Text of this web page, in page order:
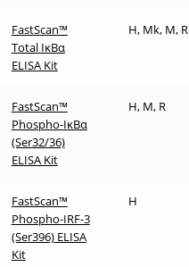
FastScan™
Total IκBα
ELISA Kit
H, Mk, M, R
FastScan™
Phospho-IκBα
(Ser32/36)
ELISA Kit
H, M, R
FastScan™
Phospho-IRF-3
(Ser396) ELISA
Kit
H